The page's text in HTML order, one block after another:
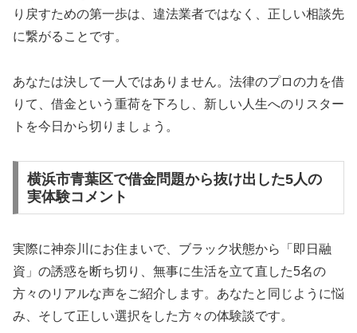
り戻すための第一歩は、違法業者ではなく、正しい相談先
に繋がることです。
あなたは決して一人ではありません。法律のプロの力を借
りて、借金という重荷を下ろし、新しい人生へのリスター
トを今日から切りましょう。
横浜市青葉区で借金問題から抜け出した5人の
実体験コメント
実際に神奈川にお住まいで、ブラック状態から「即日融
資」の誘惑を断ち切り、無事に生活を立て直した5名の
方々のリアルな声をご紹介します。あなたと同じように悩
み、そして正しい選択をした方々の体験談です。